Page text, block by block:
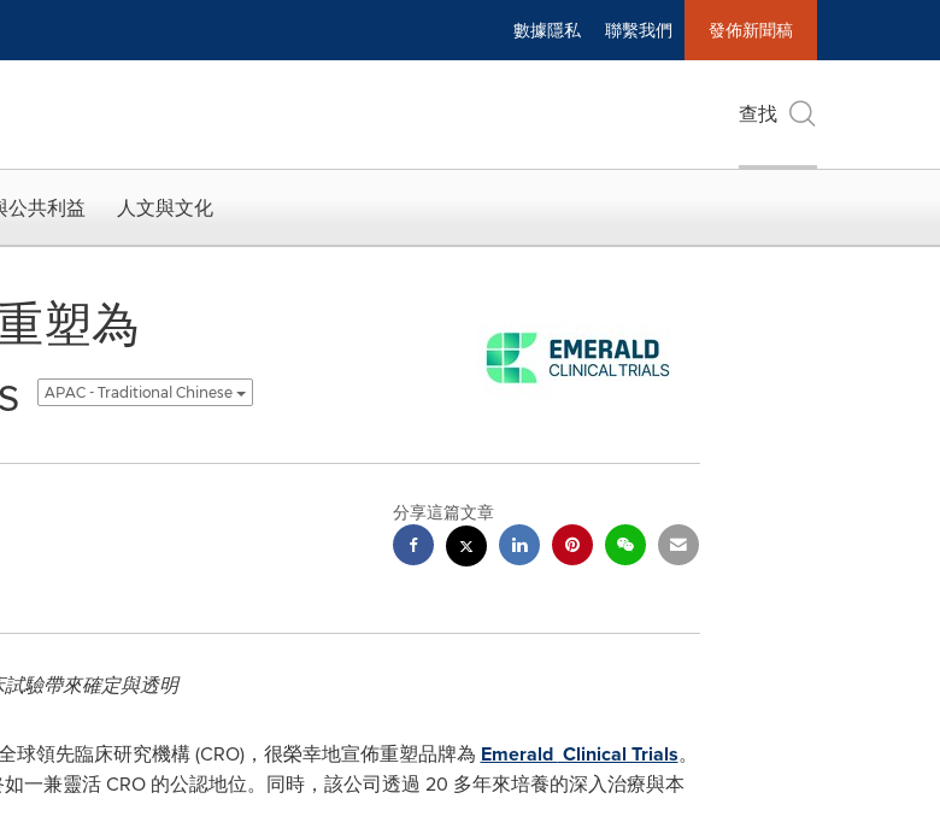
數據隱私 聯繫我們 發佈新聞稿
查找
公共利益 人文與文化
塑為
APAC - Traditional Chinese
分享這篇文章
驗帶來確定與透明
球領先臨床研究機構 (CRO)，很榮幸地宣佈重塑品牌為 Emerald Clinical Trials。
一兼靈活 CRO 的公認地位。同時，該公司透過 20 多年來培養的深入治療與本